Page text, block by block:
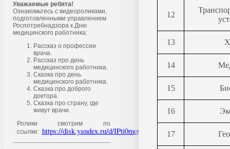
Уважаемые ребята!
Ознакомьтесь с видеороликами,
подготовленными управлением
Роспотребнадзора к Дню
медицинского работника:
Рассказ о профессии
врача.
Рассказ про день
медицинского работника.
Сказка про день
медицинского работника.
Сказка про доброго
доктора.
Сказка про страну, где
живут врачи.
Ролики смотрим по
ссылке: https://disk.yandex.ru/d/IPti0motQ4QhYQ
12
13
14
15
16
17